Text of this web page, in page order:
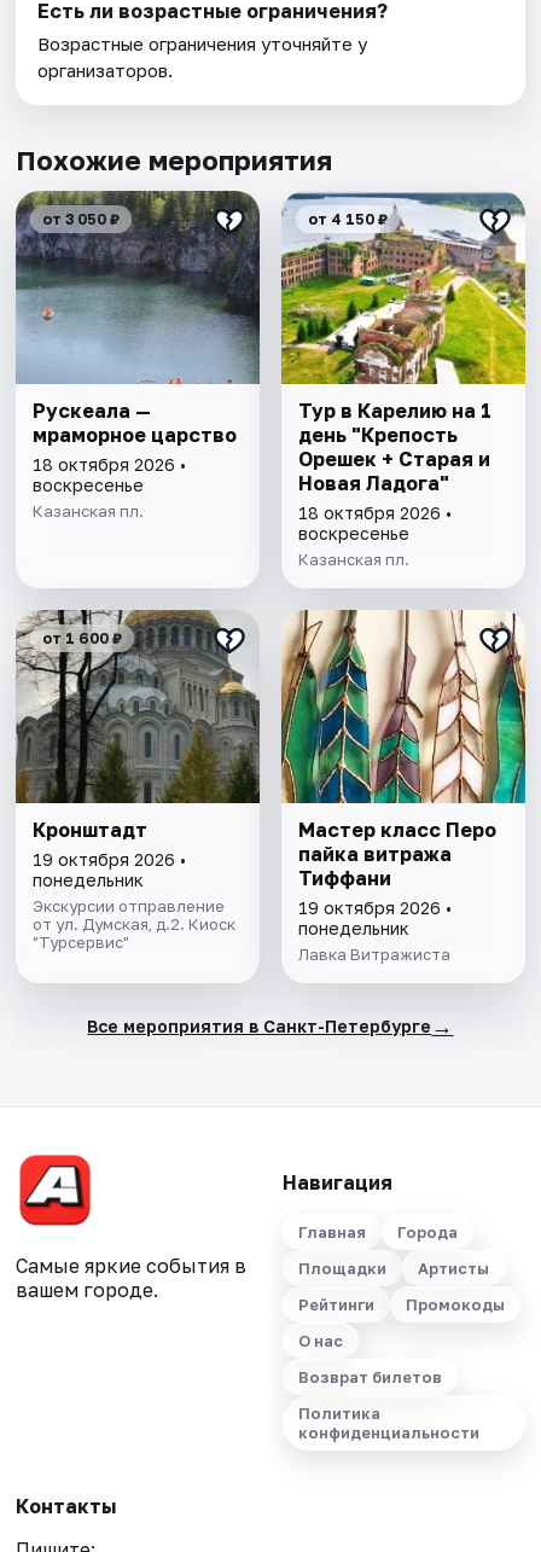
Есть ли возрастные ограничения?
Возрастные ограничения уточняйте у
организаторов.
Похожие мероприятия
от 3 050 ₽
Рускеала —
мраморное царство
18 октября 2026 •
воскресенье
Казанская пл.
от 4 150 ₽
Тур в Карелию на 1
день "Крепость
Орешек + Старая и
Новая Ладога"
18 октября 2026 •
воскресенье
Казанская пл.
от 1 600 ₽
Кронштадт
19 октября 2026 •
понедельник
Экскурсии отправление
от ул. Думская, д.2. Киоск
"Турсервис"
Мастер класс Перо
пайка витража
Тиффани
19 октября 2026 •
понедельник
Лавка Витражиста
Все мероприятия в Санкт-Петербурге →
Самые яркие события в
вашем городе.
Навигация
Главная
Города
Площадки
Артисты
Рейтинги
Промокоды
О нас
Возврат билетов
Политика
конфиденциальности
Контакты